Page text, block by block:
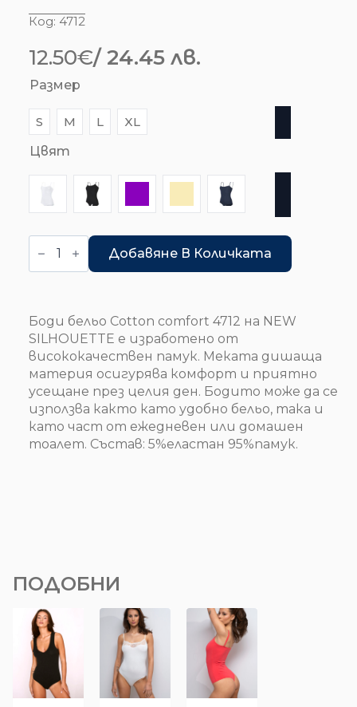
Код: 4712
12.50€/ 24.45 лв.
Размер
S M L
XL
Цвят
количество
за
-
Cotton
comfort
Добавяне В Количката
Боди бельо Cotton comfort 4712 на NEW
SILHOUETTE е изработено от
висококачествен памук. Меката дишаща
материя осигурява комфорт и приятно
усещане през целия ден. Бодито може да се
използва както като удобно бельо, така и
като част от ежедневен или домашен
тоалет. Състав: 5%еластан 95%памук.
ПОДОБНИ